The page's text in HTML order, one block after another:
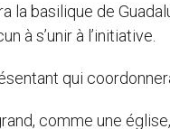
la basilique de
à s’unir à l’initiative.
qui
comme une